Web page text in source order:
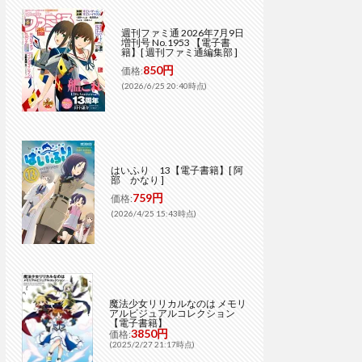
週刊ファミ通 2026年7月9日
増刊号 No.1953 【電子書
籍】[ 週刊ファミ通編集部 ]
価格:850円
(2026/6/25 20:40時点)
はいふり 13【電子書籍】[ 阿
部 かなり ]
価格:759円
(2026/4/25 15:43時点)
魔法少女リリカルなのは メモリ
アルビジュアルコレクション
【電子書籍】
価格:3850円
(2025/2/27 21:17時点)